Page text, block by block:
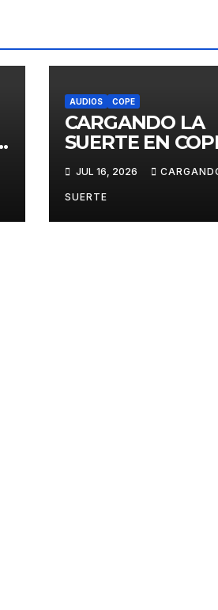
AUDIOS COPE
CARGANDO LA
SUERTE EN
16 DE JULIO
JUL 16, 2026
SUERTE